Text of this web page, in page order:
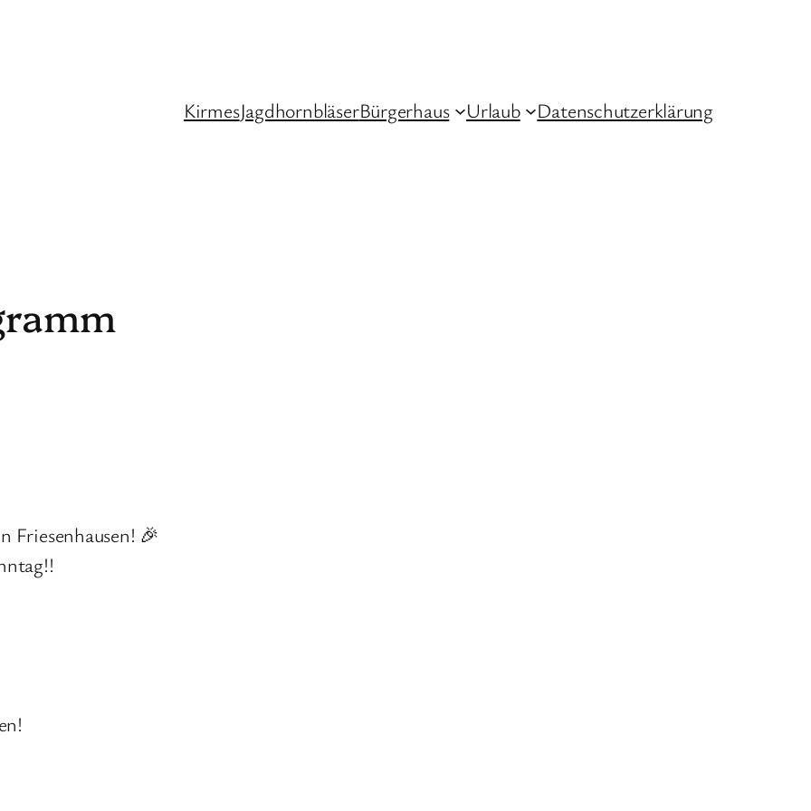
KirmesJagdhornbläserBürgerhaus Urlaub Datenschutzerklärung
Friesenhausen! 🎉